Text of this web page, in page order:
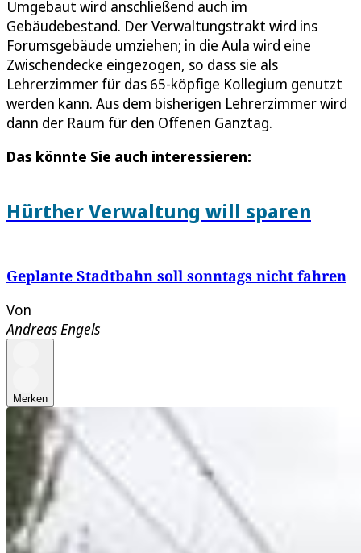
Umgebaut wird anschließend auch im
Gebäudebestand. Der Verwaltungstrakt wird ins
Forumsgebäude umziehen; in die Aula wird eine
Zwischendecke eingezogen, so dass sie als
Lehrerzimmer für das 65-köpfige Kollegium genutzt
werden kann. Aus dem bisherigen Lehrerzimmer wird
dann der Raum für den Offenen Ganztag.
Das könnte Sie auch interessieren:
Hürther Verwaltung will sparen
Geplante Stadtbahn soll sonntags nicht fahren
Von
Andreas Engels
Merken